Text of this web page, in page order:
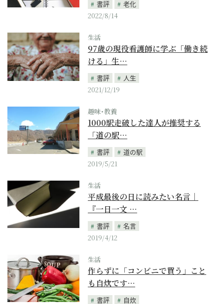
書評
老化
2022/8/14
生活
97歳の現役看護師に学ぶ「働き続
ける」生…
書評
人生
2021/12/19
趣味･教養
1000駅走破した達人が推奨する
「道の駅…
書評
道の駅
2019/5/21
生活
平成最後の日に読みたい名言｜
『一日一文 …
書評
名言
2019/4/12
生活
作らずに「コンビニで買う」こと
も自炊です…
書評
自炊